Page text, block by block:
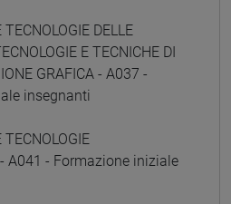
DELLE
E TECNICHE DI
GRAFICA - A037 -
insegnanti
TECNOLOGIE
- A041 - Formazione iniziale